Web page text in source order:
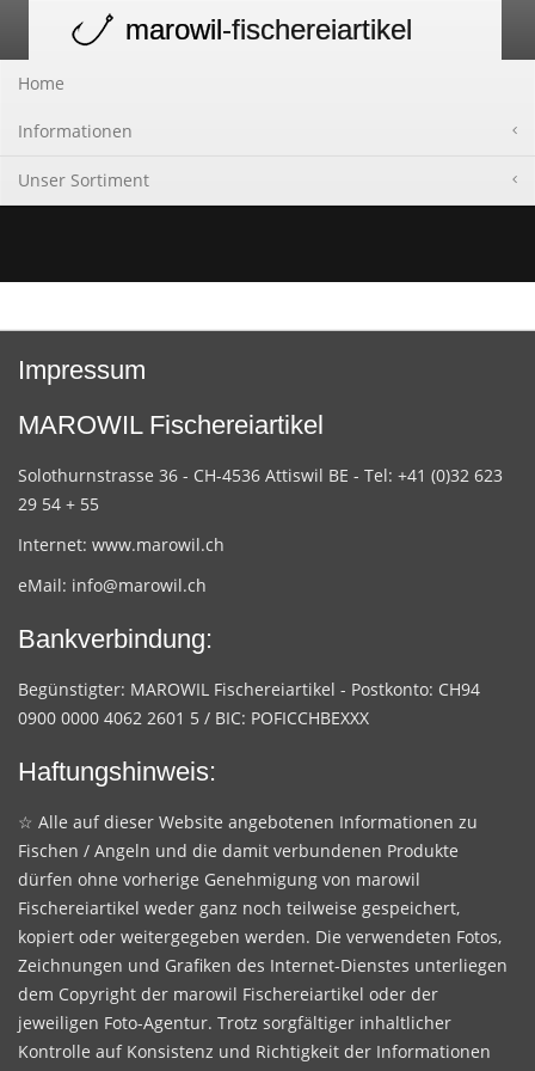
navigation
marowil-fischereiartikel
Home
Informationen
Unser Sortiment
Impressum
MAROWIL Fischereiartikel
Solothurnstrasse 36 - CH-4536 Attiswil BE - Tel: +41 (0)32 623
29 54 + 55
Internet: www.marowil.ch
eMail: info@marowil.ch
Bankverbindung:
Begünstigter: MAROWIL Fischereiartikel - Postkonto: CH94
0900 0000 4062 2601 5 / BIC: POFICCHBEXXX
Haftungshinweis:
☆ Alle auf dieser Website angebotenen Informationen zu
Fischen / Angeln und die damit verbundenen Produkte
dürfen ohne vorherige Genehmigung von marowil
Fischereiartikel weder ganz noch teilweise gespeichert,
kopiert oder weitergegeben werden. Die verwendeten Fotos,
Zeichnungen und Grafiken des Internet-Dienstes unterliegen
dem Copyright der marowil Fischereiartikel oder der
jeweiligen Foto-Agentur. Trotz sorgfältiger inhaltlicher
Kontrolle auf Konsistenz und Richtigkeit der Informationen